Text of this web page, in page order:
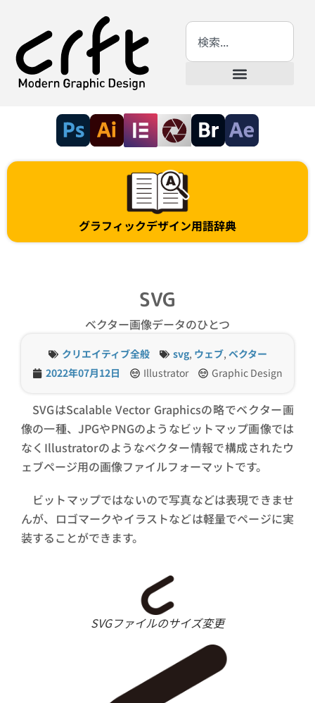
グラフィックデザイン用語辞典
SVG
ベクター画像データのひとつ
クリエイティブ全般 svg, ウェブ, ベクター
2022年07月12日
Illustrator Graphic Design
SVGはScalable Vector Graphicsの略でベクター画
像の一種、JPGやPNGのようなビットマップ画像では
なくIllustratorのようなベクター情報で構成されたウ
ェブページ用の画像ファイルフォーマットです。
ビットマップではないので写真などは表現できませ
んが、ロゴマークやイラストなどは軽量でページに実
装することができます。
SVGファイルのサイズ変更